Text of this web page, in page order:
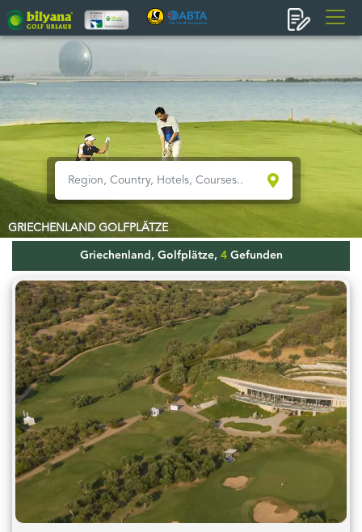
GRIECHENLAND GOLFPLÄTZE
Griechenland, Golfplätze, 4Gefunden